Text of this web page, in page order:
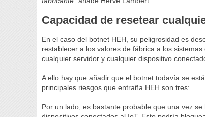
Capacidad de resetear
En el caso del botnet HEH, su peligrosidad es
restablecer a los valores de fábrica a los
cualquier servidor y cualquier dispositivo
A ello hay que añadir que el botnet todavía se
principales riesgos que entraña HEH son tres:
Por un lado, es bastante probable que una vez